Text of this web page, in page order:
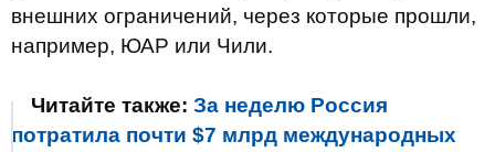
внешних ограничений, через которые прошли,
например, ЮАР или Чили.
Читайте также: За неделю Россия
потратила почти $7 млрд международных